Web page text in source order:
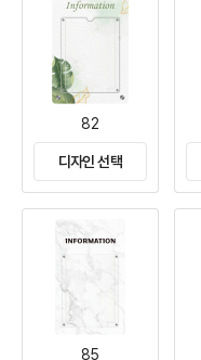
82
디자인 선택
85